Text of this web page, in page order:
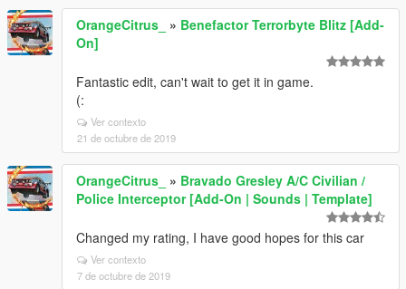
OrangeCitrus_ » Benefactor Terrorbyte Blitz [Add-
On]
Fantastic edit, can't wait to get it in game.
(:
Ver contexto
21 de octubre de 2019
OrangeCitrus_ » Bravado Gresley A/C Civilian /
Police Interceptor [Add-On | Sounds | Template]
Changed my rating, I have good hopes for this car
Ver contexto
7 de octubre de 2019